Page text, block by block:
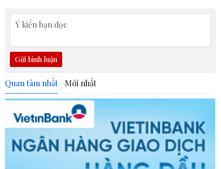
Gửi bình luận
Quan tâm nhất Mới nhất